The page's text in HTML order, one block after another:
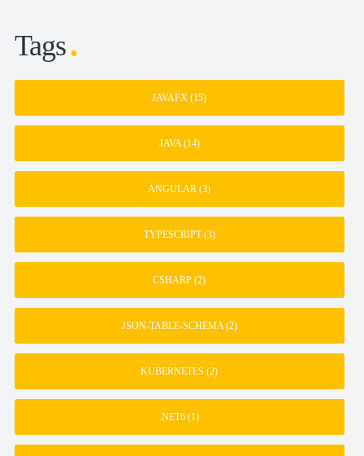
Tags
JAVAFX(15)
JAVA(14)
ANGULAR(3)
TYPESCRIPT(3)
CSHARP(2)
JSON-TABLE-SCHEMA(2)
KUBERNETES(2)
.NET6(1)